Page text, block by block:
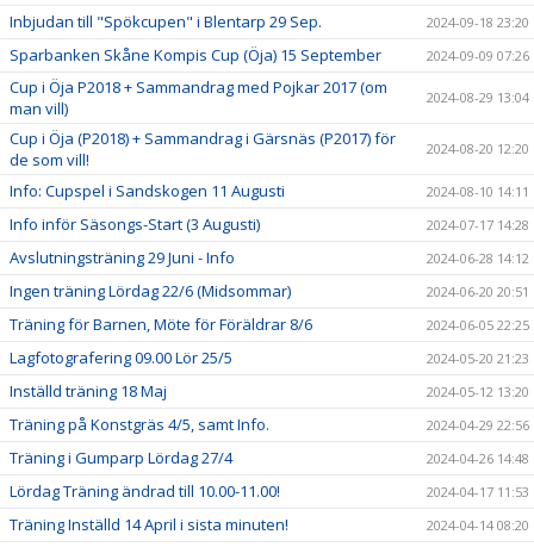
Inbjudan till "Spökcupen" i Blentarp 29 Sep. 2024-09-18 23:20
Sparbanken Skåne Kompis Cup (Öja) 15 September 2024-09-09 07:26
Cup i Öja P2018 + Sammandrag med Pojkar 2017 (om
man vill)
2024-08-29 13:04
Cup i Öja (P2018) + Sammandrag i Gärsnäs (P2017) för
de som vill!
2024-08-20 12:20
Info: Cupspel i Sandskogen 11 Augusti 2024-08-10 14:11
Info inför Säsongs-Start (3 Augusti) 2024-07-17 14:28
Avslutningsträning 29 Juni - Info 2024-06-28 14:12
Ingen träning Lördag 22/6 (Midsommar) 2024-06-20 20:51
Träning för Barnen, Möte för Föräldrar 8/6 2024-06-05 22:25
Lagfotografering 09.00 Lör 25/5 2024-05-20 21:23
Inställd träning 18 Maj 2024-05-12 13:20
Träning på Konstgräs 4/5, samt Info. 2024-04-29 22:56
Träning i Gumparp Lördag 27/4 2024-04-26 14:48
Lördag Träning ändrad till 10.00-11.00! 2024-04-17 11:53
Träning Inställd 14 April i sista minuten! 2024-04-14 08:20